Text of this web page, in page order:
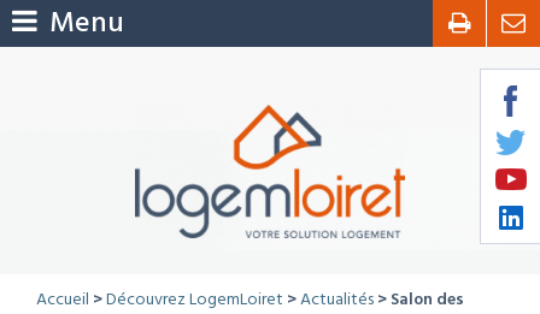
Menu
Accueil >Découvrez LogemLoiret >Actualités > Salon des